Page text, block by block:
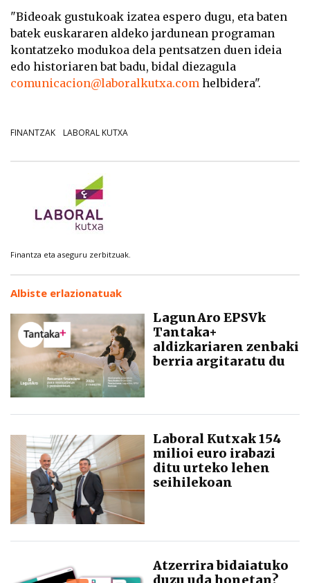
"Bideoak gustukoak izatea espero dugu, eta baten
batek euskararen aldeko jardunean programan
kontatzeko modukoa dela pentsatzen duen ideia
edo historiaren bat badu, bidal diezagula
comunicacion@laboralkutxa.com helbidera".
FINANTZAK LABORAL KUTXA
Finantza eta aseguru zerbitzuak.
Albiste erlazionatuak
LagunAro EPSVk
Tantaka+
aldizkariaren zenbaki
berria argitaratu du
Laboral Kutxak 154
milioi euro irabazi
ditu urteko lehen
seihilekoan
Atzerrira bidaiatuko
duzu uda honetan?